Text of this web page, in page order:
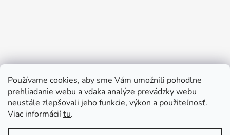
Používame cookies, aby sme Vám umožnili pohodlne
prehliadanie webu a vďaka analýze prevádzky webu
neustále zlepšovali jeho funkcie, výkon a použiteľnosť.
Viac informáciítu.